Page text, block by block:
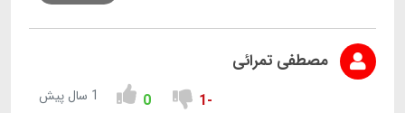
مصطفی تمرائی
-1
0 1 سال پیش